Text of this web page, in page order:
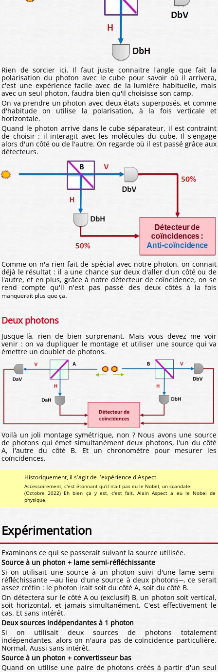
Rien de sorcier ici. Il faut juste connaitre l'angle que fait la
polarisation du photon avec le cube pour savoir où il arrivera,
c'est une expérience facile avec de la lumière habituelle, mais
avec un seul photon, faudra bien qu'il choisisse son camp.
On va prendre un photon avec deux états superposés, et comme
d'habitude on utilise la polarisation, à la fois verticale et
horizontale.
Quand le photon arrive dans le cube séparateur, il est contraint
de choisir : il interagit avec les molécules du cube. Il s'engage
alors d'un côté ou de l'autre. On regarde où il est passé grâce aux
détecteurs.
Comme on n'a rien fait de spécial avec notre photon, on connait
déjà le résultat : il a une chance sur deux d'aller d'un côté ou de
l'autre, et en plus, grâce à notre détecteur de coïncidence, on se
rend compte qu'il n'est pas passé des deux côtés à la fois
manquerait plus que ça.
Deux photons
Jusque-là, rien de bien surprenant. Mais vous devez me voir
venir : on va dupliquer le montage et utiliser une source qui va
émettre un doublet de photons.
Voilà un joli montage symétrique, non ? Nous avons une source
de photons qui émet simultanément deux photons, l'un du côté
A, l'autre du côté B. Et un chronomètre pour mesurer les
coïncidences.
Historiquement, il s'agit de l'expérience d'Aspect.
Accessoirement, c'est étonnant qu'il n'ait pas eu le Nobel, un scandale.
(Octobre 2022) Eh bien ça y est, c'est fait, Alain Aspect a eu le Nobel de
physique.
Expérimentation
Examinons ce qui se passerait suivant la source utilisée.
Source à un photon + lame semi-réfléchissante
Si on utilisait une source à un photon suivi d'une lame semi-
réfléchissante ─au lieu d'une source à deux photons─, ce serait
assez crétin : le photon irait soit du côté A, soit du côté B.
On détectera sur le côté A ou (exclusif) B, un photon soit vertical,
soit horizontal, et jamais simultanément. C'est effectivement le
cas. Et sans intérêt.
Deux sources indépendantes à 1 photon
Si on utilisait deux sources de photons totalement
indépendantes, alors on n'aura pas de coïncidence particulière.
Normal. Aussi sans intérêt.
Source à un photon + convertisseur bas
Quand on utilise une paire de photons créés à partir d'un seul